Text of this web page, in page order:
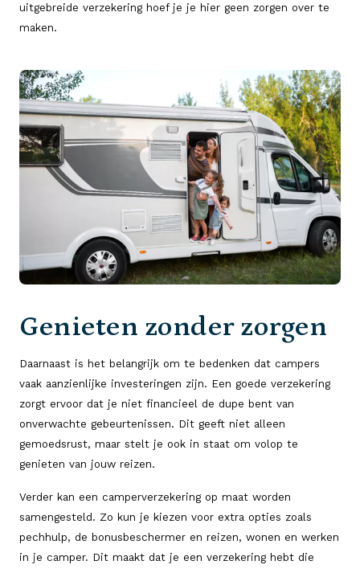
uitgebreide verzekering hoef je je hier geen zorgen over te
maken.
Genieten zonder zorgen
Daarnaast is het belangrijk om te bedenken dat campers
vaak aanzienlijke investeringen zijn. Een goede verzekering
zorgt ervoor dat je niet financieel de dupe bent van
onverwachte gebeurtenissen. Dit geeft niet alleen
gemoedsrust, maar stelt je ook in staat om volop te
genieten van jouw reizen.
Verder kan een camperverzekering op maat worden
samengesteld. Zo kun je kiezen voor extra opties zoals
pechhulp, de bonusbeschermer en reizen, wonen en werken
in je camper. Dit maakt dat je een verzekering hebt die